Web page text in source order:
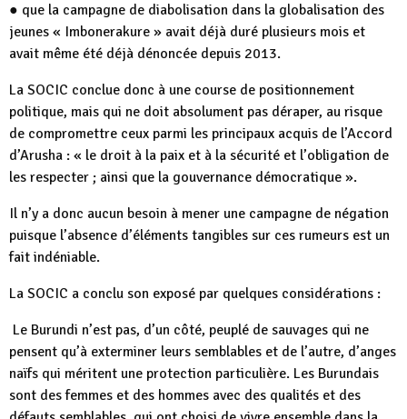
● que la campagne de diabolisation dans la globalisation des
jeunes « Imbonerakure » avait déjà duré plusieurs mois et
avait même été déjà dénoncée depuis 2013.
La SOCIC conclue donc à une course de positionnement
politique, mais qui ne doit absolument pas déraper, au risque
de compromettre ceux parmi les principaux acquis de l’Accord
d’Arusha : « le droit à la paix et à la sécurité et l’obligation de
les respecter ; ainsi que la gouvernance démocratique ».
Il n’y a donc aucun besoin à mener une campagne de négation
puisque l’absence d’éléments tangibles sur ces rumeurs est un
fait indéniable.
La SOCIC a conclu son exposé par quelques considérations :
Le Burundi n’est pas, d’un côté, peuplé de sauvages qui ne
pensent qu’à exterminer leurs semblables et de l’autre, d’anges
naïfs qui méritent une protection particulière. Les Burundais
sont des femmes et des hommes avec des qualités et des